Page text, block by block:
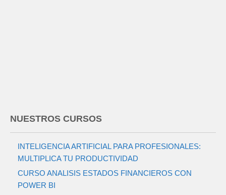
NUESTROS CURSOS
INTELIGENCIA ARTIFICIAL PARA PROFESIONALES:
MULTIPLICA TU PRODUCTIVIDAD
CURSO ANALISIS ESTADOS FINANCIEROS CON
POWER BI